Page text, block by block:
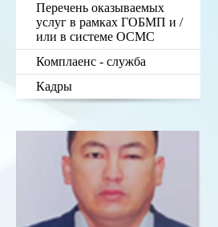
Перечень оказываемых
услуг в рамках ГОБМП и /
или в системе ОСМС
Комплаенс - служба
Кадры